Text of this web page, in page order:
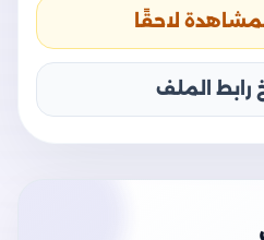
لاحقًا
رابط الملف